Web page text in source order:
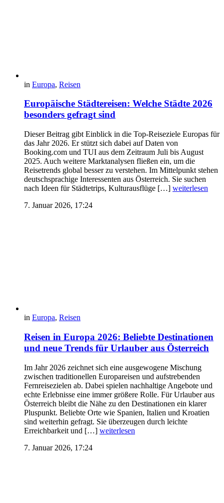
in Europa, Reisen
Europäische Städtereisen: Welche Städte 2026
besonders gefragt sind
Dieser Beitrag gibt Einblick in die Top-Reiseziele Europas für
das Jahr 2026. Er stützt sich dabei auf Daten von
Booking.com und TUI aus dem Zeitraum Juli bis August
2025. Auch weitere Marktanalysen fließen ein, um die
Reisetrends global besser zu verstehen. Im Mittelpunkt stehen
deutschsprachige Interessenten aus Österreich. Sie suchen
nach Ideen für Städtetrips, Kulturausflüge […] weiterlesen
7. Januar 2026, 17:24
in Europa, Reisen
Reisen in Europa 2026: Beliebte Destinationen
und neue Trends für Urlauber aus Österreich
Im Jahr 2026 zeichnet sich eine ausgewogene Mischung
zwischen traditionellen Europareisen und aufstrebenden
Fernreisezielen ab. Dabei spielen nachhaltige Angebote und
echte Erlebnisse eine immer größere Rolle. Für Urlauber aus
Österreich bleibt die Nähe zu den Destinationen ein klarer
Pluspunkt. Beliebte Orte wie Spanien, Italien und Kroatien
sind weiterhin gefragt. Sie überzeugen durch leichte
Erreichbarkeit und […] weiterlesen
7. Januar 2026, 17:24